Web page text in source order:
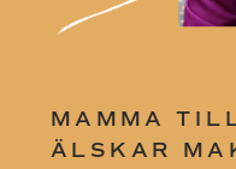
MAMMA
ÄLSKAR